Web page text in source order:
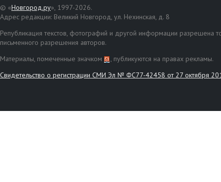
© «Новгород.ру», 1997-2026.
Адрес редакции: Великий Новгород, ул. Нехинская, д. 8
Републикация текстов, фотографий и другой информации разрешена
письменного разрешения авторов.
Материалы, помеченные значком
, публикуются на правах рекламы.
Свидетельство о регистрации СМИ Эл № ФС77-42458 от 27 октября